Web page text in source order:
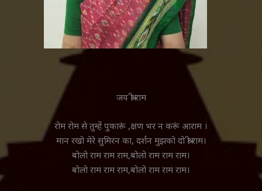
जय ‌श्री राम
रोम रोम से तुम्हें पुकारूं ,क्षण भर न करूं आराम ।
मान रखो मेरे सुमिरन का, दर्शन मुझको दो श्री राम।
बोलो राम राम राम,बोलो राम राम राम।
बोलो राम राम राम,बोलो राम राम राम।